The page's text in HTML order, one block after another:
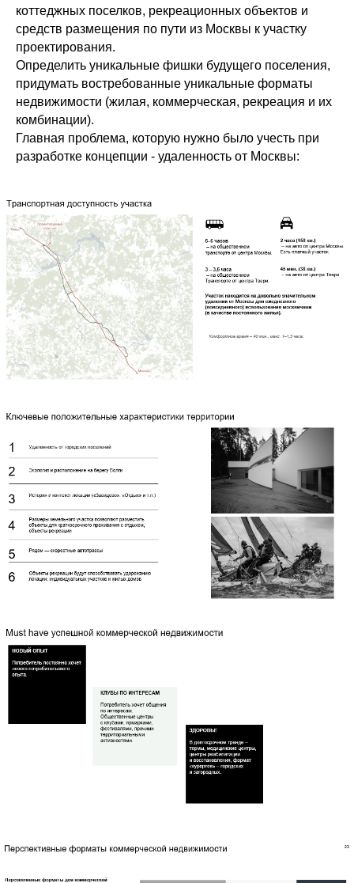
коттеджных поселков, рекреационных объектов и
средств размещения по пути из Москвы к участку
проектирования.
Определить уникальные фишки будущего поселения,
придумать востребованные уникальные форматы
недвижимости (жилая, коммерческая, рекреация и их
комбинации).
Главная проблема, которую нужно было учесть при
разработке концепции - удаленность от Москвы: